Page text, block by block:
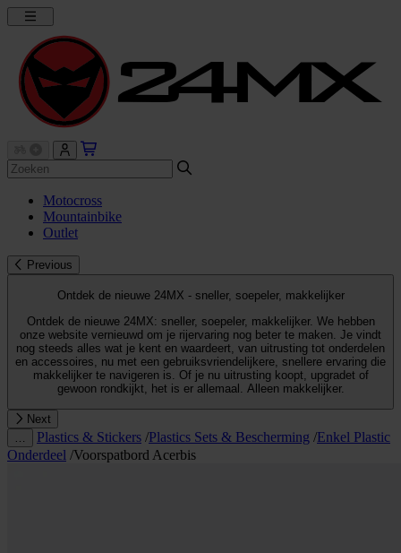
Motocross
Mountainbike
Outlet
Previous
Ontdek de nieuwe 24MX - sneller, soepeler, makkelijker
Ontdek de nieuwe 24MX: sneller, soepeler, makkelijker. We hebben
onze website vernieuwd om je rijervaring nog beter te maken. Je vindt
nog steeds alles wat je kent en waardeert, van uitrusting tot onderdelen
en accessoires, nu met een gebruiksvriendelijkere, snellere ervaring die
makkelijker te navigeren is. Of je nu uitrusting koopt, upgradet of
gewoon rondkijkt, het is er allemaal. Alleen makkelijker.
Next
Plastics & Stickers /Plastics Sets & Bescherming /Enkel Plastic
Onderdeel /Voorspatbord Acerbis